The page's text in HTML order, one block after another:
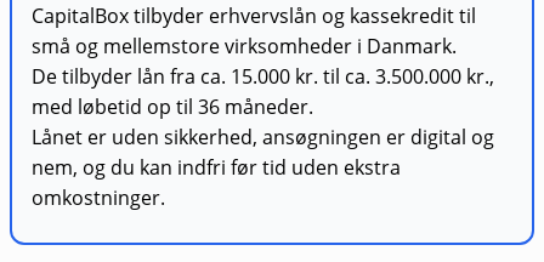
CapitalBox tilbyder erhvervslån og kassekredit til
små og mellemstore virksomheder i Danmark.
De tilbyder lån fra ca. 15.000 kr. til ca. 3.500.000 kr.,
med løbetid op til 36 måneder.
Lånet er uden sikkerhed, ansøgningen er digital og
nem, og du kan indfri før tid uden ekstra
omkostninger.